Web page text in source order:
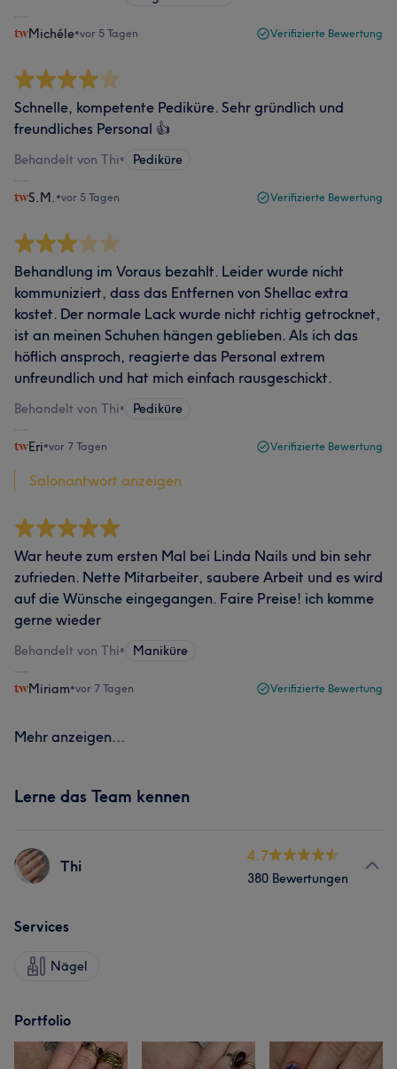
Michéle•vor 5 Tagen Verifizierte Bewertung
Schnelle, kompetente Pediküre. Sehr gründlich und
freundliches Personal 👍
Behandelt von Thi• Pediküre
S.M. •vor 5 Tagen Verifizierte Bewertung
Behandlung im Voraus bezahlt. Leider wurde nicht
kommuniziert, dass das Entfernen von Shellac extra
kostet. Der normale Lack wurde nicht richtig getrocknet,
ist an meinen Schuhen hängen geblieben. Als ich das
höflich ansproch, reagierte das Personal extrem
unfreundlich und hat mich einfach rausgeschickt.
Behandelt von Thi• Pediküre
Eri•vor 7 Tagen Verifizierte Bewertung
Salonantwort anzeigen
War heute zum ersten Mal bei Linda Nails und bin sehr
zufrieden. Nette Mitarbeiter, saubere Arbeit und es wird
auf die Wünsche eingegangen. Faire Preise! ich komme
gerne wieder
Behandelt von Thi• Maniküre
Miriam•vor 7 Tagen Verifizierte Bewertung
Mehr anzeigen...
Lerne das Team kennen
Thi
4.7
380 Bewertungen
Services
Nägel
Portfolio